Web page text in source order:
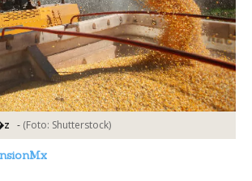
- (Foto: Shutterstock)